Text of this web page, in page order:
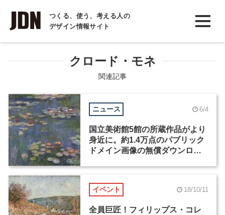
つくる、使う、考える人の
デザイン情報サイト
INTERVIEW
インタビュー
REPORT
COLUMN
コラム
クロード・モネ
関連記事
ニュース 6/4
国立美術館5館の所蔵作品がより
身近に。約1.4万点のパブリック
ドメイン画像の無償ダウンロー
イベント 18/10/11
全員巨匠！フィリップス・コレ